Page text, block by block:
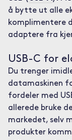
å bytte ut alle
komplimentere
adaptere fra
USB-C for
Du trenger
datamaskinen
fordeler med
allerede bruke
markedet, selv
produkter